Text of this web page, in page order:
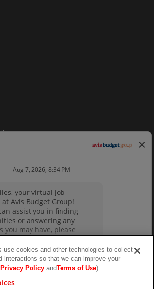
Career sites byparadox.ai
use cookies and other technologies to collect
interactions so that we can improve your
Privacy Policy andTerms of Use).